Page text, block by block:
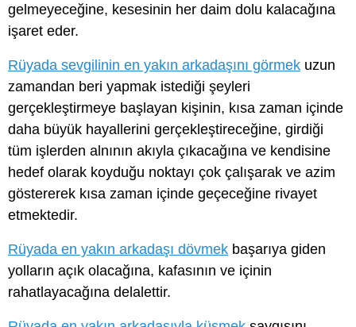
gelmeyeceğine, kesesinin her daim dolu kalacağına
işaret eder.
Rüyada sevgilinin en yakın arkadaşını görmek uzun
zamandan beri yapmak istediği şeyleri
gerçekleştirmeye başlayan kişinin, kısa zaman içinde
daha büyük hayallerini gerçekleştireceğine, girdiği
tüm işlerden alnının akıyla çıkacağına ve kendisine
hedef olarak koyduğu noktayı çok çalışarak ve azim
göstererek kısa zaman içinde geçeceğine rivayet
etmektedir.
Rüyada en yakın arkadaşı dövmek başarıya giden
yolların açık olacağına, kafasının ve içinin
rahatlayacağına delalettir.